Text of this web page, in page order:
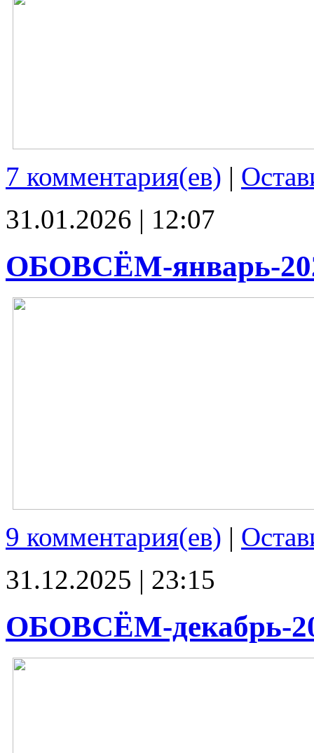
7 комментария(ев) |
31.01.2026 | 12:07
ОБОВСЁМ-январь-
9 комментария(ев) |
31.12.2025 | 23:15
ОБОВСЁМ-декабрь-